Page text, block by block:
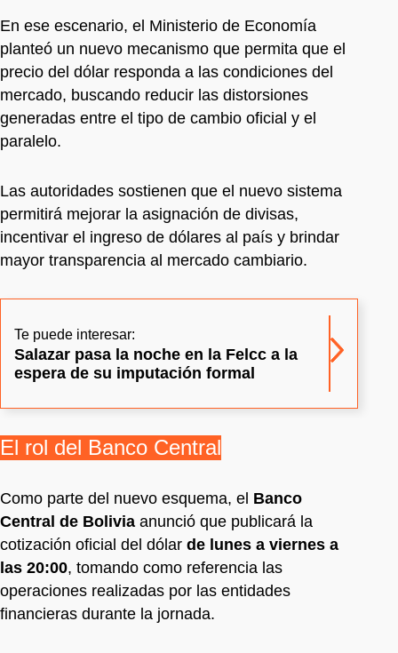
En ese escenario, el Ministerio de Economía
planteó un nuevo mecanismo que permita que el
precio del dólar responda a las condiciones del
mercado, buscando reducir las distorsiones
generadas entre el tipo de cambio oficial y el
paralelo.
Las autoridades sostienen que el nuevo sistema
permitirá mejorar la asignación de divisas,
incentivar el ingreso de dólares al país y brindar
mayor transparencia al mercado cambiario.
Te puede interesar:
Salazar pasa la noche en la Felcc a la
espera de su imputación formal
El rol del Banco Central
Como parte del nuevo esquema, el Banco
Central de Bolivia anunció que publicará la
cotización oficial del dólar de lunes a viernes a
las 20:00, tomando como referencia las
operaciones realizadas por las entidades
financieras durante la jornada.